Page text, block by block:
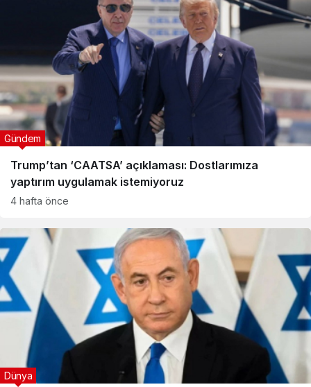
Trump’tan ‘CAATSA’ açıklaması: Dostlarımıza
yaptırım uygulamak istemiyoruz
Gündem
4 hafta önce
Dünya